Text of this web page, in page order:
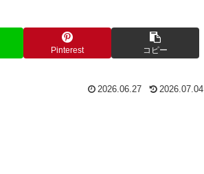
u
e
Pinterest コピー
2026.06.27 2026.07.04